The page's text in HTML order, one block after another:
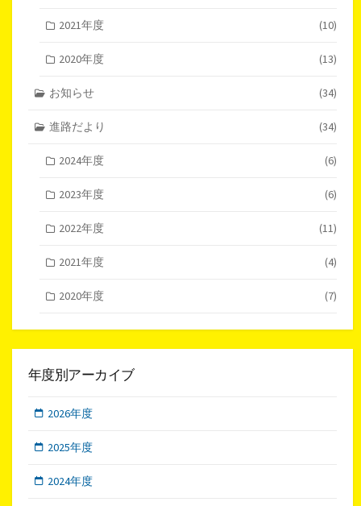
2021年度 (10)
2020年度 (13)
お知らせ (34)
進路だより (34)
2024年度 (6)
2023年度 (6)
2022年度 (11)
2021年度 (4)
2020年度 (7)
年度別アーカイブ
2026年度
2025年度
2024年度